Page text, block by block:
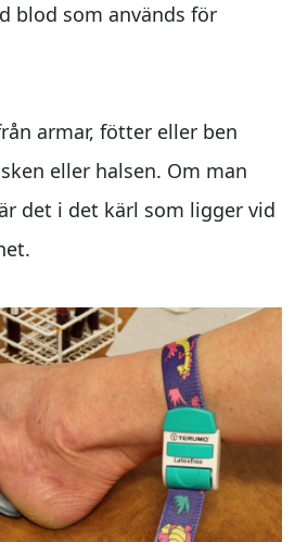
blod som används för
armar, fötter eller ben
eller halsen. Om man
det i det kärl som ligger vid